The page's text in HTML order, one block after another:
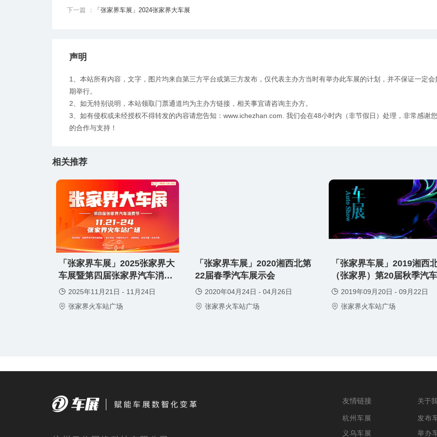
下一篇 ： 「张家界车展」2024张家界大车展
声明
1、本站所有内容，文字，图片均来自第三方平台或第三方发布，仅代表主办方当时有举办此车展的计划，并不保证一定会
期举行。
2、如无特别说明，本站领取门票通道均为主办方链接，相关事宜请咨询主办方。
3、如有侵权或未经授权不得转发的内容请您告知：www.ichezhan.com. 我们会在48小时内（非节假日）处理，非常感谢您
的合作与支持！
相关推荐
免费领取门票
「张家界车展」2025张家界大
车展暨第四届张家界汽车消费
节 2025年11月21日 - 11月24日
张家界火车站广场
免费领取门票
「张家界车展」2020湘西北第
22届春季汽车展示会
2020年04月24日 - 04月26日
张家界火车站广场
免费领取门票
「张家界车展」2019湘西
（张家界）第20届秋季汽
2019年09月20日 - 09月22日
张家界火车站广场
友情链接
杭州车展
义乌车展
关于
发布
举办